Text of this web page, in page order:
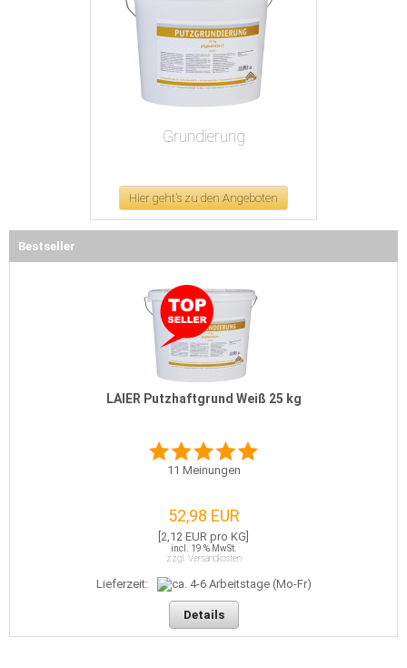
Grundierung
Hier geht's zu den Angeboten
Bestseller
LAIER Putzhaftgrund Weiß 25 kg
11 Meinungen
52,98 EUR
[2,12 EUR pro KG]
incl. 19 % MwSt.
zzgl. Versandkosten
Lieferzeit:
Details